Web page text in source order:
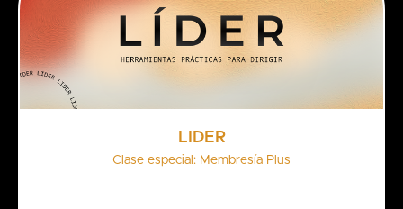
LÍDER
Clase especial: Membresía Plus